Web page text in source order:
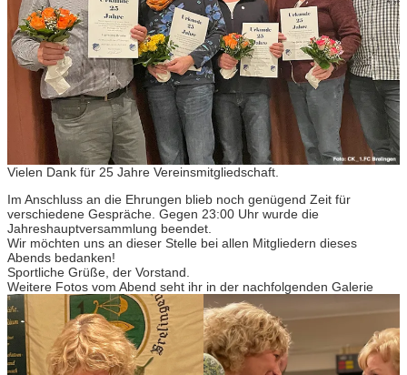
Vielen Dank für 25 Jahre Vereinsmitgliedschaft.
Im Anschluss an die Ehrungen blieb noch genügend Zeit für
verschiedene Gespräche. Gegen 23:00 Uhr wurde die
Jahreshauptversammlung beendet.
Wir möchten uns an dieser Stelle bei allen Mitgliedern dieses
Abends bedanken!
Sportliche Grüße, der Vorstand.
Weitere Fotos vom Abend seht ihr in der nachfolgenden Galerie